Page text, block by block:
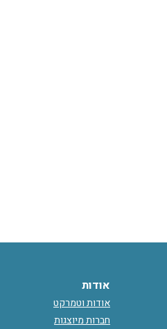
אודות
אודות וטמרקט
חברות מיוצגות